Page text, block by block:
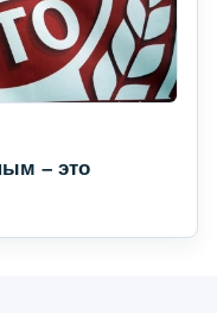
– это